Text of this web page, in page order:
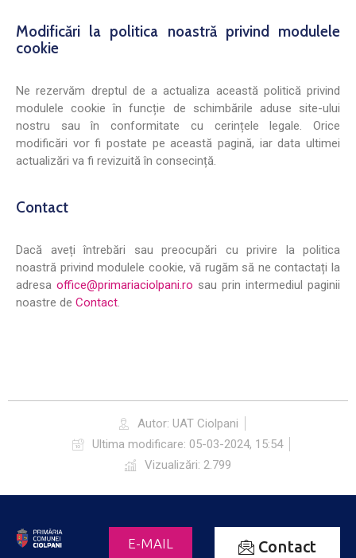
Modificări la politica noastră privind modulele
cookie
Ne rezervăm dreptul de a actualiza această politică privind
modulele cookie în funcție de schimbările aduse site-ului
nostru sau în conformitate cu cerințele legale. Orice
modificări vor fi postate pe această pagină, iar data ultimei
actualizări va fi revizuită în consecință.
Contact
Dacă aveți întrebări sau preocupări cu privire la politica
noastră privind modulele cookie, vă rugăm să ne contactați la
adresa office@primariaciolpani.ro sau prin intermediul paginii
noastre de Contact.
Autor: UAT Ciolpani
Ultima modificare: 05-03-2024, 15:54
Vizualizări: 2.799
E-MAIL Contact